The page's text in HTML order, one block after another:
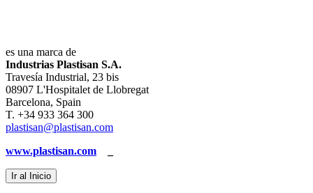
es una marca de
Industrias Plastisan S.A.
Travesía Industrial, 23 bis
08907 L'Hospitalet de Llobregat
Barcelona, Spain
T. +34 933 364 300
plastisan@plastisan.com
www.plastisan.com
Ir al Inicio